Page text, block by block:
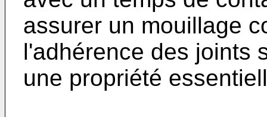
assurer un mouillage
l'adhérence des joints
une propriété